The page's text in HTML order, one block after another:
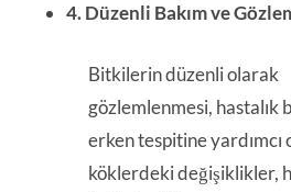
4. Düzenli Bakım ve
Bitkilerin düzenli olarak
gözlemlenmesi,
erken tespitine yardımcı
köklerdeki değişiklikler,